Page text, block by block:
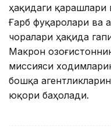
ҳақидаги
Ғарб фуқаролари ва
чоралари ҳақида
Макрон
миссияси
бошқа
юқори баҳолади.